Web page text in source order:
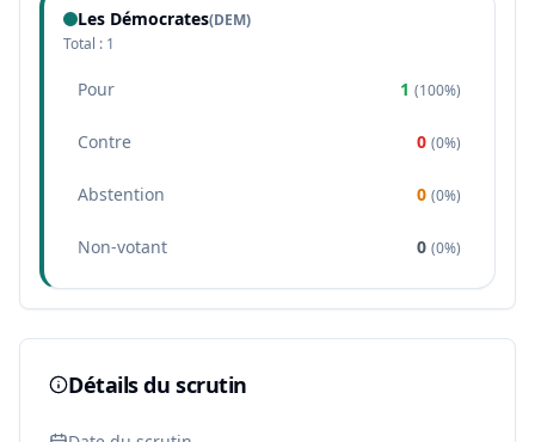
Les Démocrates(DEM)
Total : 1
Pour 1 (100%)
Contre 0 (0%)
Abstention 0 (0%)
Non-votant 0 (0%)
Détails du scrutin